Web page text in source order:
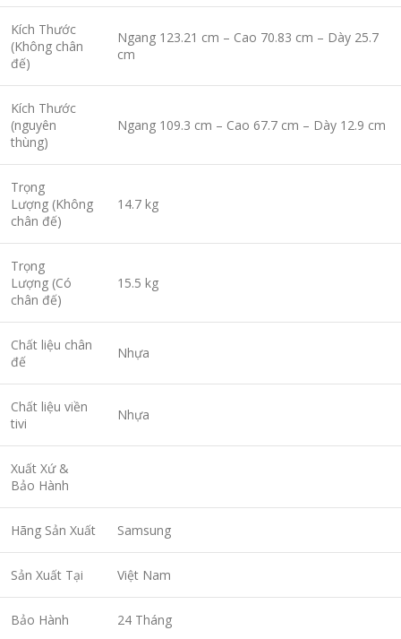
Kích Thước
(Không chân
đế)
Ngang 123.21 cm – Cao 70.83 cm – Dày 25.7
cm
Kích Thước
(nguyên
thùng)
Ngang 109.3 cm – Cao 67.7 cm – Dày 12.9 cm
Trọng
Lượng (Không
chân đế)
14.7 kg
Trọng
Lượng (Có
chân đế)
15.5 kg
Chất liệu chân
đế
Nhựa
Chất liệu viền
tivi
Nhựa
Xuất Xứ &
Bảo Hành
Hãng Sản Xuất Samsung
Sản Xuất Tại Việt Nam
Bảo Hành 24 Tháng